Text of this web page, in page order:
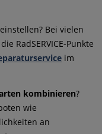
Bei vielen
RadSERVICE-Punkte
im
kombinieren?
wie
an